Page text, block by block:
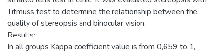
Titmuss test to determine the relationship between the
quality of stereopsis and binocular vision.
Results:
In all groups Kappa coefficient value is from 0,659 to 1,